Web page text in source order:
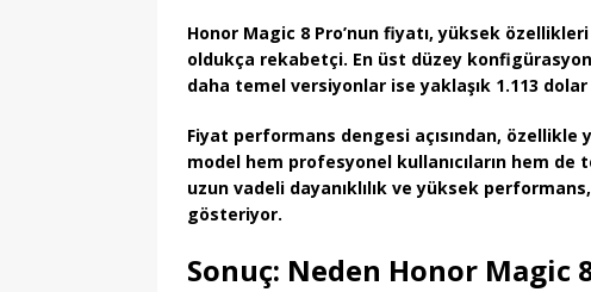
Honor Magic 8 Pro’nun fiyatı, yüksek
oldukça rekabetçi. En üst düzey
daha temel versiyonlar ise yaklaşık 1.113 dolar
Fiyat performans dengesi açısından,
model hem profesyonel kullanıcıların hem de
uzun vadeli dayanıklılık ve yüksek
gösteriyor.
Sonuç: Neden Honor Magic